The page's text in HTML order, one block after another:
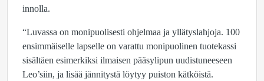
innolla.
“Luvassa on monipuolisesti ohjelmaa ja yllätyslahjoja. 100
ensimmäiselle lapselle on varattu monipuolinen tuotekassi
sisältäen esimerkiksi ilmaisen pääsylipun uudistuneeseen
Leo’siin, ja lisää jännitystä löytyy puiston kätköistä.